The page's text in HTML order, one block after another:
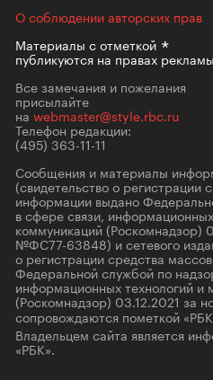
О соблюдении авторских прав
Материалы сотметкой
публикуются на правах рекламы
Все замечания и пожелания
присылайте
на webmaster@style.rbc.ru
Телефон редакции:
(495) 363-11-11
Сообщения и материалы
(свидетельство о регистрации
информации выдано
в сфере связи,
коммуникаций (Роскомнадзор)
№ФС77-63848) и сетевого
о регистрации средства
Федеральной службой по
информационных технологий и
(Роскомнадзор) 03.12.2021
сопровождаются пометкой
Владельцем сайта является
«РБК».